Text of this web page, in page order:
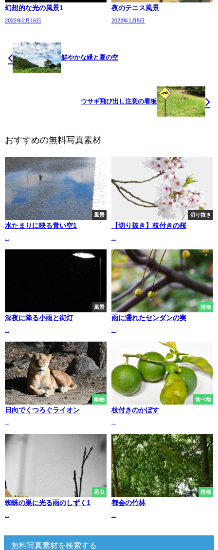
幻想的な光の風景1
2022年2月16日
夜のテニス風景
2022年1月5日
鮮やかな緑と夏の空
ウサギ飛び出し注意の看板
おすすめの無料写真素材
風景
水たまりに映る青い空1
切り抜き
【切り抜き】枝付きの桜
風景
深夜に降る小雨と街灯
植物
雨に濡れたセンダンの実
動物
日向でくつろぐライオン
食べ物
枝付きのかぼす
昆虫
蜘蛛の巣に光る雨のしずく1
植物
都会の竹林
無料写真素材を検索する